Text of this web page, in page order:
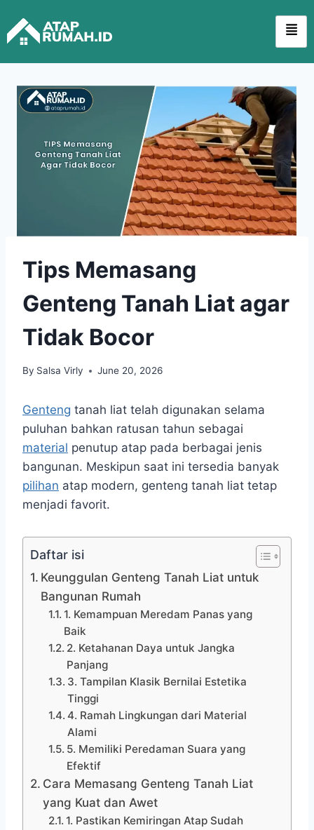
Tips Memasang
Genteng Tanah Liat agar
Tidak Bocor
By Salsa Virly June 20, 2026
Genteng tanah liat telah digunakan selama
puluhan bahkan ratusan tahun sebagai
material penutup atap pada berbagai jenis
bangunan. Meskipun saat ini tersedia banyak
pilihan atap modern, genteng tanah liat tetap
menjadi favorit.
Daftar isi
Keunggulan Genteng Tanah Liat untuk
Bangunan Rumah
1. Kemampuan Meredam Panas yang
Baik
2. Ketahanan Daya untuk Jangka
Panjang
3. Tampilan Klasik Bernilai Estetika
Tinggi
4. Ramah Lingkungan dari Material
Alami
5. Memiliki Peredaman Suara yang
Efektif
Cara Memasang Genteng Tanah Liat
yang Kuat dan Awet
1. Pastikan Kemiringan Atap Sudah